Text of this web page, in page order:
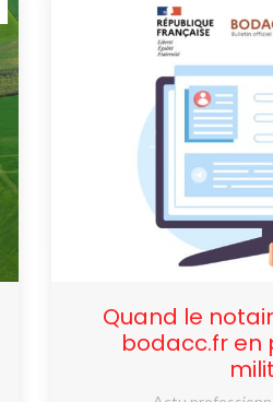
Quand le
bodacc.fr en